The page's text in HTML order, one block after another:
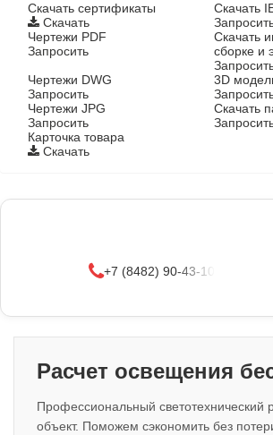
Cкачать сертификаты
Скачать
Скачать
Чертежи PDF
Запросить
Скачать
сборке и
Чертежи DWG
Запросить
3D
Чертежи JPG
Запросить
Скачать
Карточка товара
Скачать
+7 (8482) 90-43-10
Расчет освещения
Профессиональный светотехнический
объект. Поможем сэкономить без